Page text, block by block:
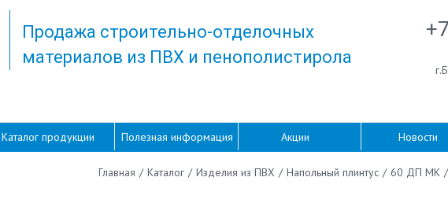
Продажа строительно-отделочных
материалов из ПВХ и пенополистирола
Каталог продукции Полезная информация Акции Новости
Главная / Каталог / Изделия из ПВХ / Напольный плинтус / 60 ДП МК /